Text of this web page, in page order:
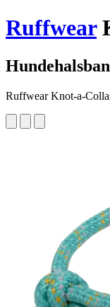
Ruffwear
Ruffwear Knot-a-